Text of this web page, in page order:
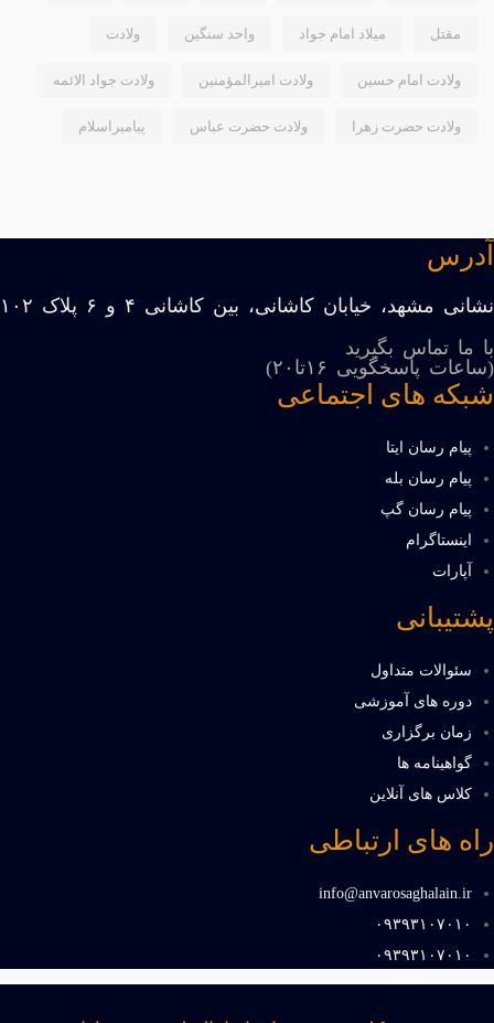
مقتل میلاد امام جواد واحد سنگین ولادت
ولادت امام حسین ولادت امیرالمؤمنین ولادت جواد الائمه
ولادت حضرت زهرا ولادت حضرت عباس پیامبراسلام
آدرس
نشانی مشهد، خیابان کاشانی، بین کاشانی ۴ و ۶ پلاک ۱۰۲
با ما تماس بگیرید
(ساعات پاسخگویی ۱۶تا۲۰)
شبکه های اجتماعی
پیام رسان ایتا
پیام رسان بله
پیام رسان گپ
اینستاگرام
آپارات
پشتیبانی
سئوالات متداول
دوره های آموزشی
زمان برگزاری
گواهینامه ها
کلاس های آنلاین
راه های ارتباطی
info@anvarosaghalain.ir​
۰۹۳۹۳۱۰۷۰۱۰​
۰۹۳۹۳۱۰۷۰۱۰​